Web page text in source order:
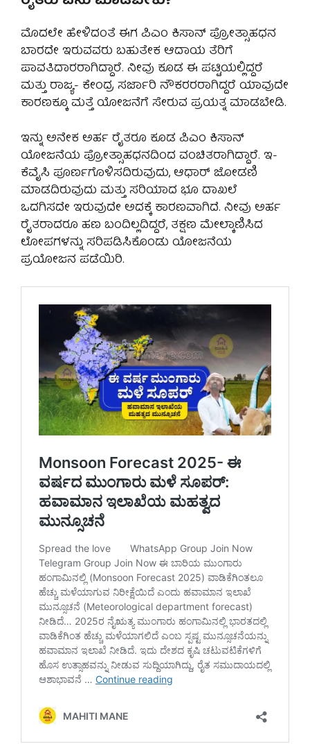
ಮೊದಲೇ ಹೇಳಿದಂತೆ ಈಗ ಪಿಎಂ ಕಿಸಾನ್ ಪ್ರೋತ್ಸಾಹಧನ
ಬಾರದೇ ಇರುವವರು ಬಹುತೇಕ ಆದಾಯ ತೆರಿಗೆ
ಪಾವತಿದಾರರಾಗಿದ್ದಾರೆ. ನೀವು ಕೂಡ ಈ ಪಟ್ಟಿಯಲ್ಲಿದ್ದರೆ
ಮತ್ತು ರಾಜ್ಯ- ಕೇಂದ್ರ ಸರ್ಜಾರಿ ನೌಕರರರಾಗಿದ್ದರೆ ಯಾವುದೇ
ಕಾರಣಕ್ಕೂ ಮತ್ತೆ ಯೋಜನೆಗೆ ಸೇರುವ ಪ್ರಯತ್ನ ಮಾಡಬೇಡಿ.
ಇನ್ನು ಅನೇಕ ಅರ್ಹ ರೈತರೂ ಕೂಡ ಪಿಎಂ ಕಿಸಾನ್
ಯೋಜನೆಯ ಪ್ರೋತ್ಸಾಹಧನದಿಂದ ವಂಚಿತರಾಗಿದ್ದಾರೆ. ಇ-
ಕೆವೈಸಿ ಪೂರ್ಣಗೊಳಿಸದಿರುವುದು, ಆಧಾರ್ ಜೋಡಣಿ
ಮಾಡದಿರುವುದು ಮತ್ತು ಸರಿಯಾದ ಭೂ ದಾಖಲೆ
ಒದಗಿಸದೇ ಇರುವುದೇ ಅದಕ್ಕೆ ಕಾರಣವಾಗಿದೆ. ನೀವು ಅರ್ಹ
ರೈತರಾದರೂ ಹಣ ಬಂದಿಲ್ಲದಿದ್ದರೆ, ತಕ್ಷಣ ಮೇಲ್ಕಾಣಿಸಿದ
ಲೋಪಗಳನ್ನು ಸರಿಪಡಿಸಿಕೊಂಡು ಯೋಜನೆಯ
ಪ್ರಯೋಜನ ಪಡೆಯಿರಿ.